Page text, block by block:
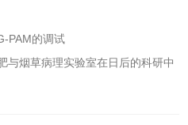
PAM的调试
与烟草病理实验室在日后的科研中